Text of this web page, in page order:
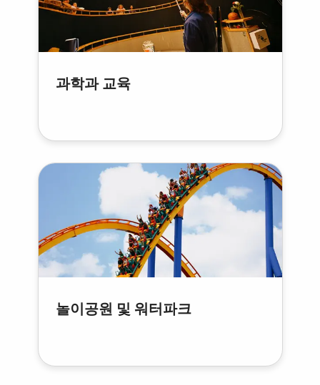
과학과 교육
놀이공원 및 워터파크